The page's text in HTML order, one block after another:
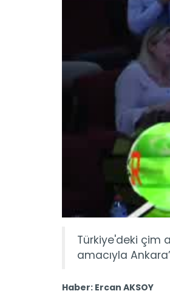
Türkiye'deki çim
amacıyla
Haber: Ercan AKSOY